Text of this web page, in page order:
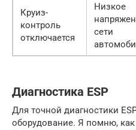
Круиз-
контроль
отключается
Низкое
сети
Диагностика ESP
Для точной диагностики
оборудование. Я помню, как